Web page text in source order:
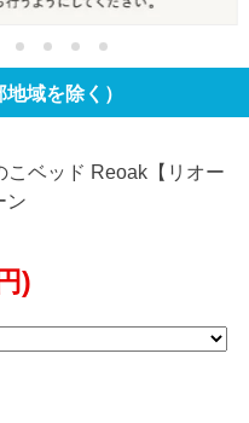
域を除く）
こベッド Reoak【リオー
ン
)